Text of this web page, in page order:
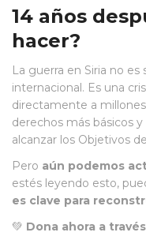
14 años
hacer?
La guerra en Siria no
internacional. Es una
directamente a
derechos más básicos
alcanzar los Objetivos
Pero aún podemos
estés leyendo esto,
es clave para
💚 Dona ahora a